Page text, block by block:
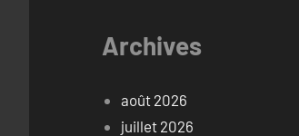
Archives
août 2026
juillet 2026